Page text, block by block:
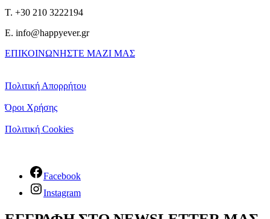
T. +30 210 3222194
E. info@happyever.gr
ΕΠΙΚΟΙΝΩΝΗΣΤΕ ΜΑΖΙ ΜΑΣ
Πολιτική Απορρήτου
Όροι Χρήσης
Πολιτική Cookies
Facebook
Instagram